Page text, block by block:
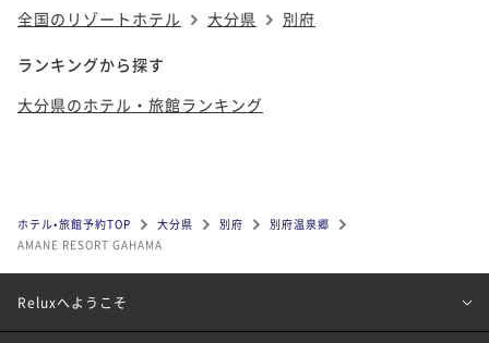
全国のリゾートホテル
大分県 別府
ランキングから探す
大分県のホテル・旅館ランキング
ホテル•旅館予約TOP 大分県 別府
別府温泉郷
AMANE RESORT GAHAMA
Reluxへようこそ